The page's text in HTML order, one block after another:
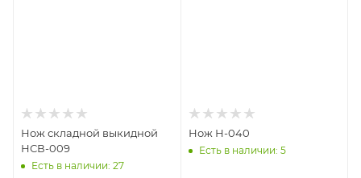
Нож складной выкидной
НСВ-009
Есть в наличии: 27
Нож Н-040
Есть в наличии: 5